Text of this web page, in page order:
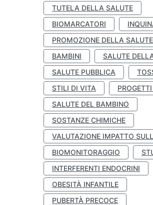
TUTELA DELLA SALUTE
BIOMARCATORI
PROMOZIONE DELLA SALUTE
BAMBINI
SALUTE
SALUTE PUBBLICA
STILI DI VITA
SALUTE DEL BAMBINO
SOSTANZE CHIMICHE
VALUTAZIONE IMPATTO
BIOMONITORAGGIO
INTERFERENTI ENDOCRINI
OBESITÀ INFANTILE
PUBERTÀ PRECOCE